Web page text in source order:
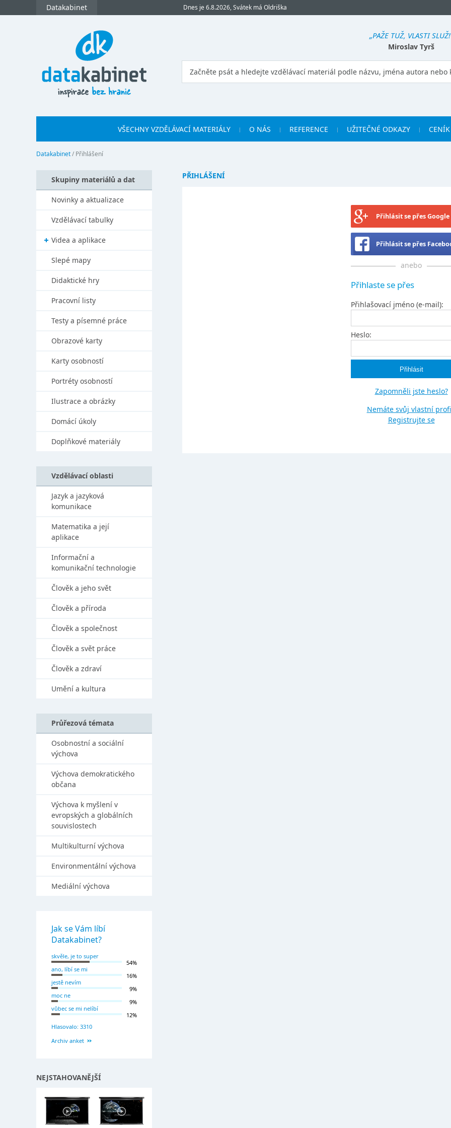
Datakabinet Dnes je 6.8.2026, Svátek má Oldriška
„PAŽE TUŽ, VLASTI
Miroslav Tyrš
VŠECHNY VZDĚLÁVACÍ MATERIÁLY O NÁS REFERENCE UŽITEČNÉ ODKAZY
Datakabinet/ Přihlášení
PŘIHLÁŠENÍ
Přihlásit se přes Google
Přihlásit se přes
anebo
Přihlaste se přes
Přihlašovací jméno (e-mail):
Heslo:
Zapomněli jste heslo?
Nemáte svůj vlastní
Registrujte se
Skupiny materiálů a dat
Novinky a aktualizace
Vzdělávací tabulky
Videa a aplikace
Slepé mapy
Didaktické hry
Pracovní listy
Testy a písemné práce
Obrazové karty
Karty osobností
Portréty osobností
Ilustrace a obrázky
Domácí úkoly
Doplňkové materiály
Vzdělávací oblasti
Jazyk a jazyková
komunikace
Matematika a její
aplikace
Informační a
komunikační technologie
Člověk a jeho svět
Člověk a příroda
Člověk a společnost
Člověk a svět práce
Člověk a zdraví
Umění a kultura
Průřezová témata
Osobnostní a sociální
výchova
Výchova demokratického
občana
Výchova k myšlení v
evropských a globálních
souvislostech
Multikulturní výchova
Environmentální výchova
Mediální výchova
Jak se Vám líbí
Datakabinet?
skvěle, je to super
54%
ano, líbí se mi
16%
jestě nevím
9%
moc ne
9%
vůbec se mi nelíbí
12%
Hlasovalo: 3310
Archiv anket
NEJSTAHOVANĚJŠÍ